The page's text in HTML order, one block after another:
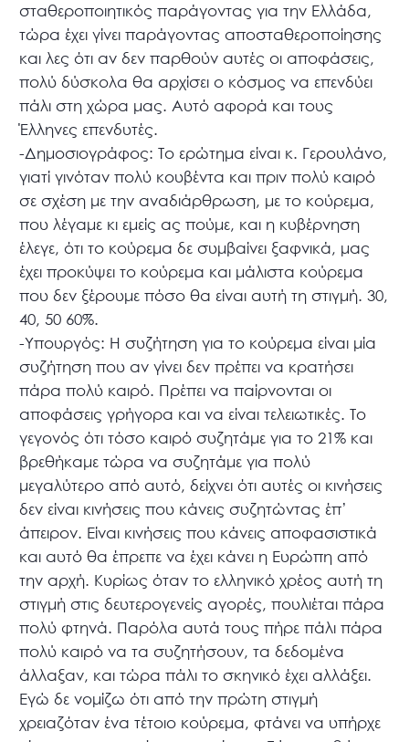
σταθεροποιητικός παράγοντας για την Ελλάδα,
τώρα έχει γίνει παράγοντας αποσταθεροποίησης
και λες ότι αν δεν παρθούν αυτές οι αποφάσεις,
πολύ δύσκολα θα αρχίσει ο κόσμος να επενδύει
πάλι στη χώρα μας. Αυτό αφορά και τους
Έλληνες επενδυτές.
-Δημοσιογράφος: Το ερώτημα είναι κ. Γερουλάνο,
γιατί γινόταν πολύ κουβέντα και πριν πολύ καιρό
σε σχέση με την αναδιάρθρωση, με το κούρεμα,
που λέγαμε κι εμείς ας πούμε, και η κυβέρνηση
έλεγε, ότι το κούρεμα δε συμβαίνει ξαφνικά, μας
έχει προκύψει το κούρεμα και μάλιστα κούρεμα
που δεν ξέρουμε πόσο θα είναι αυτή τη στιγμή. 30,
40, 50 60%.
-Υπουργός: Η συζήτηση για το κούρεμα είναι μία
συζήτηση που αν γίνει δεν πρέπει να κρατήσει
πάρα πολύ καιρό. Πρέπει να παίρνονται οι
αποφάσεις γρήγορα και να είναι τελειωτικές. Το
γεγονός ότι τόσο καιρό συζητάμε για το 21% και
βρεθήκαμε τώρα να συζητάμε για πολύ
μεγαλύτερο από αυτό, δείχνει ότι αυτές οι κινήσεις
δεν είναι κινήσεις που κάνεις συζητώντας έπ’
άπειρον. Είναι κινήσεις που κάνεις αποφασιστικά
και αυτό θα έπρεπε να έχει κάνει η Ευρώπη από
την αρχή. Κυρίως όταν το ελληνικό χρέος αυτή τη
στιγμή στις δευτερογενείς αγορές, πουλιέται πάρα
πολύ φτηνά. Παρόλα αυτά τους πήρε πάλι πάρα
πολύ καιρό να τα συζητήσουν, τα δεδομένα
άλλαξαν, και τώρα πάλι το σκηνικό έχει αλλάξει.
Εγώ δε νομίζω ότι από την πρώτη στιγμή
χρειαζόταν ένα τέτοιο κούρεμα, φτάνει να υπήρχε